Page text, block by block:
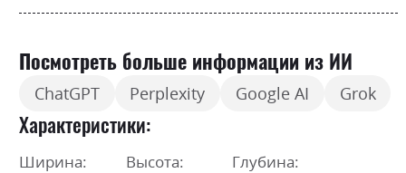
Посмотреть больше информации из ИИ
ChatGPT Perplexity Google AI Grok
Характеристики
Ширина: Высота: Глубина: